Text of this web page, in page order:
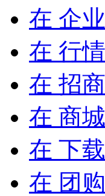
在 企
在 行情
在 招商
在 商城
在 下载
在 团购